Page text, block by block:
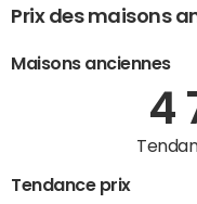
Prix des maisons
Maisons anciennes
4
Tendance prix